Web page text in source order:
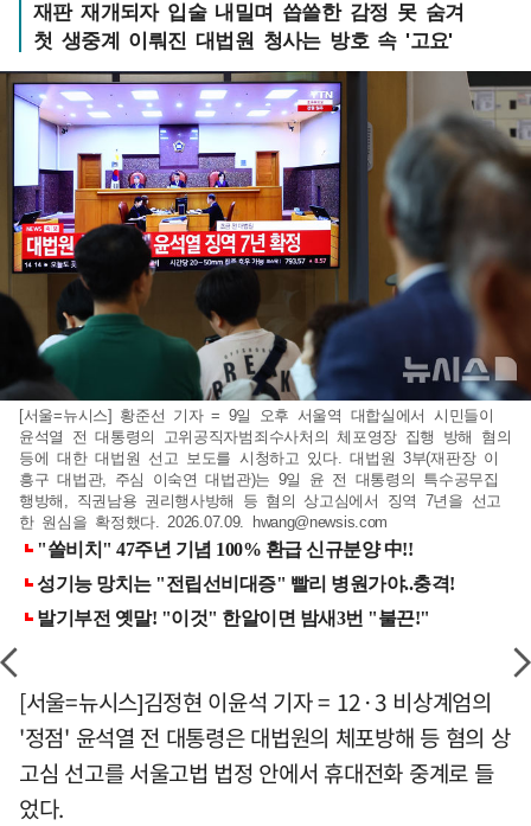
재판 재개되자 입술 내밀며 씁쓸한 감정 못 숨겨
첫 생중계 이뤄진 대법원 청사는 방호 속 '고요'
[서울=뉴시스] 황준선 기자 = 9일 오후 서울역 대합실에서 시민들이
윤석열 전 대통령의 고위공직자범죄수사처의 체포영장 집행 방해 혐의
등에 대한 대법원 선고 보도를 시청하고 있다. 대법원 3부(재판장 이
흥구 대법관, 주심 이숙연 대법관)는 9일 윤 전 대통령의 특수공무집
행방해, 직권남용 권리행사방해 등 혐의 상고심에서 징역 7년을 선고
한 원심을 확정했다. 2026.07.09. hwang@newsis.com
[서울=뉴시스]김정현 이윤석 기자 = 12·3 비상계엄의
'정점' 윤석열 전 대통령은 대법원의 체포방해 등 혐의 상
고심 선고를 서울고법 법정 안에서 휴대전화 중계로 들
었다.